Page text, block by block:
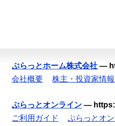
ぷらっとホーム株式会社 —
会社概要
株主・投資家情報
ぷらっとオンライン —
ご利用ガイド
ぷらっとオ